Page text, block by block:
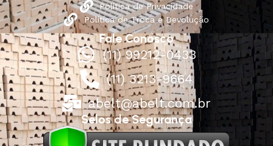
Política de Privacidade
Política de Troca e Devolução
Fale Conosco
(11) 99212-0433
(11) 3213-9664
abelt@abelt.com.br
Selos de Segurança